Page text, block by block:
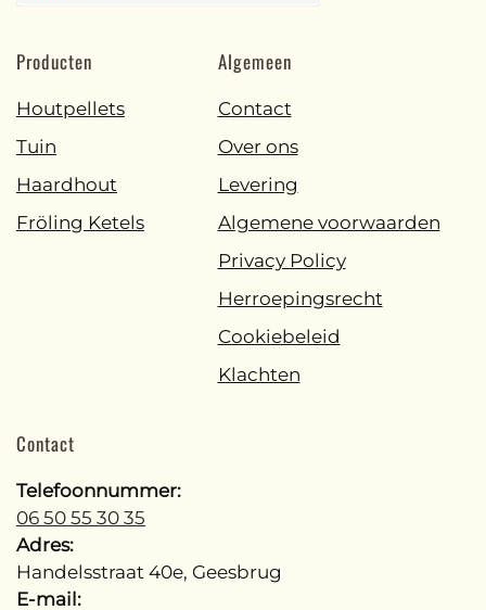
Producten
Houtpellets
Tuin
Haardhout
Fröling Ketels
Algemeen
Contact
Over ons
Levering
Algemene voorwaarden
Privacy Policy
Herroepingsrecht
Cookiebeleid
Klachten
Contact
Telefoonnummer:
06 50 55 30 35
Adres:
Handelsstraat 40e, Geesbrug
E-mail: